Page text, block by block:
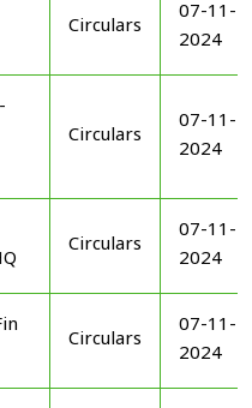
Circulars
07-11-
2024
Circulars
07-11-
2024
Circulars
07-11-
2024
Circulars
07-11-
2024